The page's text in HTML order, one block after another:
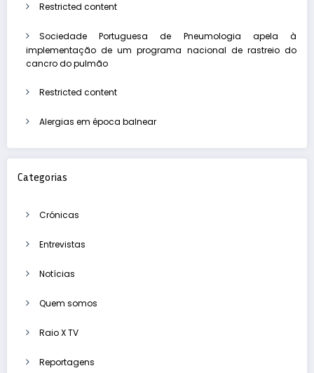
Restricted content
Sociedade Portuguesa de Pneumologia apela à
implementação de um programa nacional de rastreio do
cancro do pulmão
Restricted content
Alergias em época balnear
Categorias
Crónicas
Entrevistas
Notícias
Quem somos
Raio X TV
Reportagens